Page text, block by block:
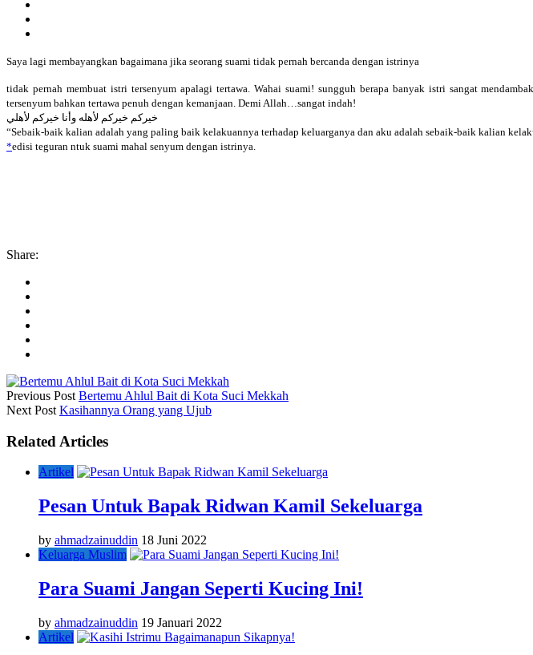
Saya lagi membayangkan bagaimana jika seorang suami tidak pernah bercanda dengan istrinya
tidak pernah membuat istri tersenyum apalagi tertawa. Wahai suami! sungguh berapa banyak istri sangat
tersenyum bahkan tertawa penuh dengan kemanjaan. Demi Allah…sangat indah!
خيركم خيركم لأهله وأنا خيركم لأهلي
“Sebaik-baik kalian adalah yang paling baik kelakuannya terhadap keluarganya dan aku adalah sebaik-baik kalian
‪*edisi teguran ntuk suami mahal senyum dengan istrinya.
Share:
Previous Post Bertemu Ahlul Bait di Kota Suci Mekkah
Next Post Kasihannya Orang yang Ujub
Related Articles
Artikel
Pesan Untuk Bapak Ridwan Kamil Sekeluarga
by ahmadzainuddin 18 Juni 2022
Keluarga Muslim
Para Suami Jangan Seperti Kucing Ini!
by ahmadzainuddin 19 Januari 2022
Artikel